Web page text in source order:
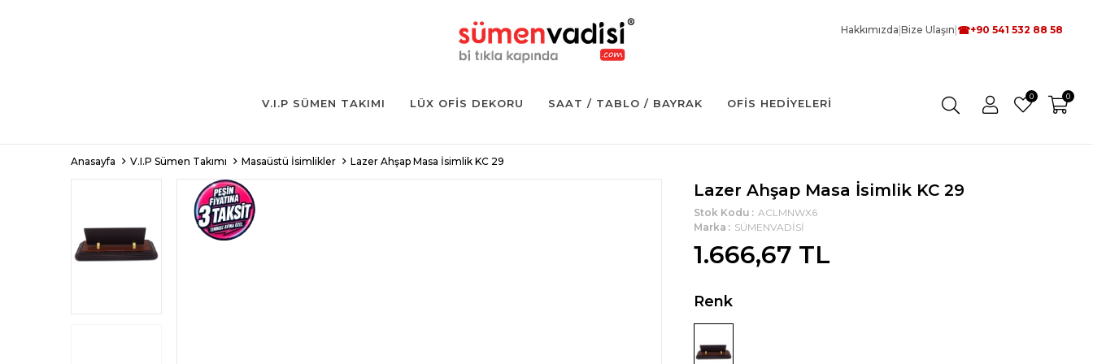
V.I.P SÜMEN TAKIMI LÜX OFIS DEKORU SAAT / TABLO / BAYRAK OFIS HEDIYELERI
0 0
Anasayfa V.I.P Sümen Takımı Masaüstü İsimlikler Lazer Ahşap Masa İsimlik KC 29
Lazer Ahşap Masa İsimlik KC 29
Stok Kodu
ACLMNWX6
Marka
SÜMENVADİSİ
1.666,67 TL
Renk
Hakkımızda Bize Ulaşın ☎+90 541 532 88 58